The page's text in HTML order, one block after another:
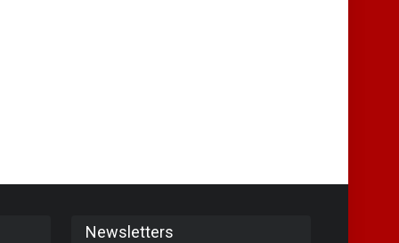
Newsletters